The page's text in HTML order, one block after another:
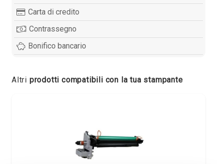
Carta di credito
Contrassegno
Bonifico bancario
Altri prodotti compatibili con la tua stampante